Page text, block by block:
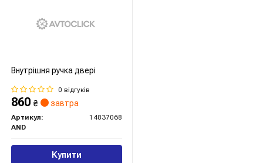
Внутрішня ручка двері
0 відгуків
860 ₴ завтра
Артикул:
14837068
AND
Купити